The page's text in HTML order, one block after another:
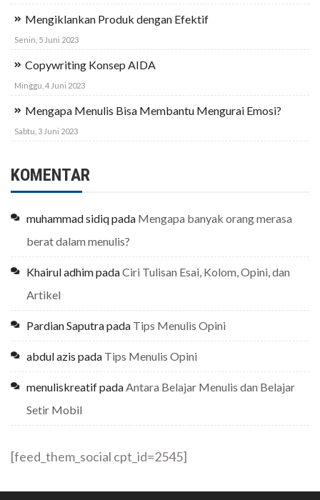
Mengiklankan Produk dengan Efektif
Senin, 5 Juni 2023
Copywriting Konsep AIDA
Minggu, 4 Juni 2023
Mengapa Menulis Bisa Membantu Mengurai Emosi?
Sabtu, 3 Juni 2023
KOMENTAR
muhammad sidiqpada Mengapa banyak orang merasa
berat dalam menulis?
Khairul adhimpadaCiri Tulisan Esai, Kolom, Opini, dan
Artikel
Pardian Saputrapada Tips Menulis Opini
abdul azis pada Tips Menulis Opini
menuliskreatifpada Antara Belajar Menulis dan Belajar
Setir Mobil
[feed_them_social cpt_id=2545]